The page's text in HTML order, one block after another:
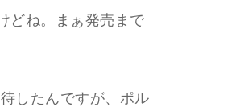
どね。まぁ発売まで
したんですが、ポル